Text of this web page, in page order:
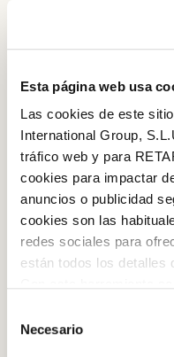
Esta página web usa
Las cookies de este
International Group,
tráfico web y para
cookies para impactar
anuncios o publicidad
cookies son las
redes sociales para
están todos los detalles
la web aparece cómo
Si se desea ver otra
Necesario
400gr smoked salmon